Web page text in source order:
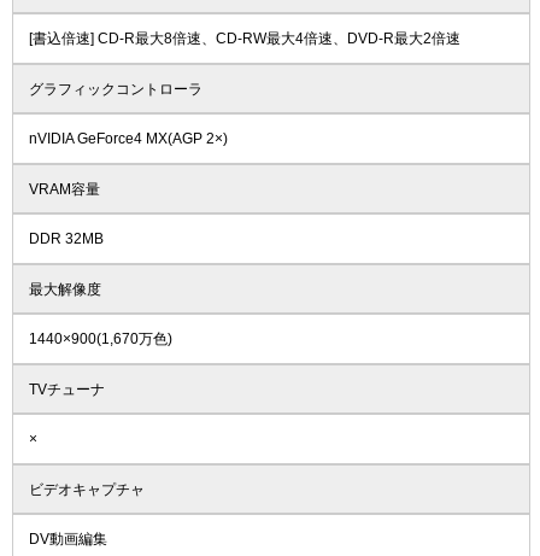
[書込倍速] CD-R最大8倍速、CD-RW最大4倍速、DVD-R最大2倍速
グラフィックコントローラ
nVIDIA GeForce4 MX(AGP 2×)
VRAM容量
DDR 32MB
最大解像度
1440×900(1,670万色)
TVチューナ
×
ビデオキャプチャ
DV動画編集